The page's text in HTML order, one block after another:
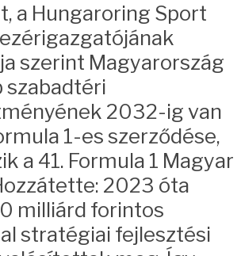
a Hungaroring Sport
szerint Magyarország
szabadtéri
2032-ig van
1-es szerződése,
a 41. Formula 1 Magyar
2023 óta
milliárd forintos
stratégiai fejlesztési